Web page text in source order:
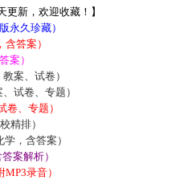
新，欢迎收藏！】
永久珍藏）
答案）
案）
案、试卷）
试卷、专题）
、专题）
精排）
，含答案）
案解析）
录音）